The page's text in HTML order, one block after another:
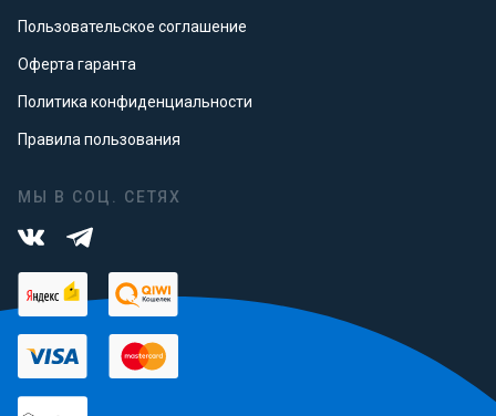
Пользовательское соглашение
Оферта гаранта
Политика конфиденциальности
Правила пользования
МЫ В СОЦ. СЕТЯХ